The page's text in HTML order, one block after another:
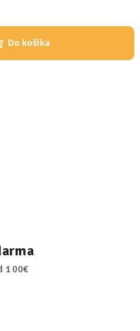
Do košíka
100€